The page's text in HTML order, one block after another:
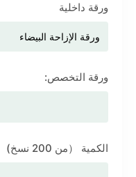
ورقة داخلية
ورقة التخصص:
الكمية （من 200 نسخ)